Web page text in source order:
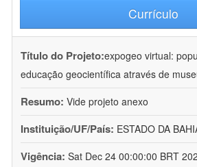
Currículo
Título do Projeto:expogeo virtual:
educação geocientífica através de
Resumo: Vide projeto anexo
Instituição/UF/País: ESTADO DA
Vigência: Sat Dec 24 00:00:00 BRT